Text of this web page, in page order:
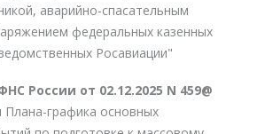
аварийно-спасательным
федеральных казенных
Росавиации"
России от 02.12.2025 N 459@
графика основных